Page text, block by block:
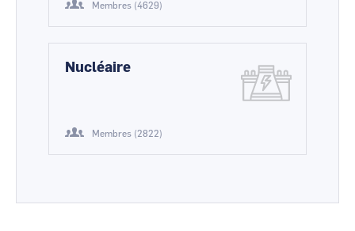
Membres (4629)
Nucléaire
Membres (2822)